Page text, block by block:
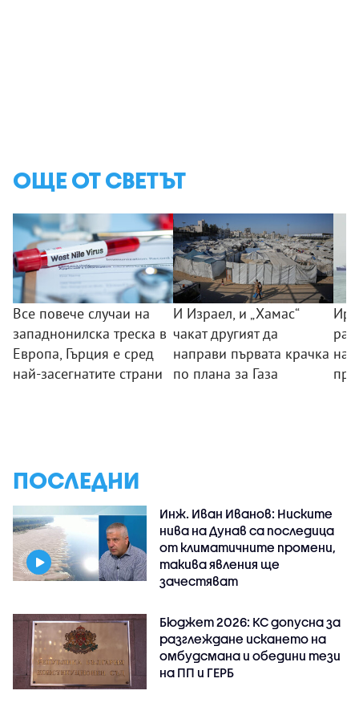
ОЩЕ ОТ СВЕТЪТ
Все повече случаи на
западнонилска треска в
Европа, Гърция е сред
най-засегнатите страни
И Израел, и „Хамас“
чакат другият да
направи първата крачка
по плана за Газа
на
ПОСЛЕДНИ
Инж. Иван Иванов: Ниските
нива на Дунав са последица
от климатичните промени,
такива явления ще
зачестяват
Бюджет 2026: КС допусна за
разглеждане искането на
омбудсмана и обедини тези
на ПП и ГЕРБ